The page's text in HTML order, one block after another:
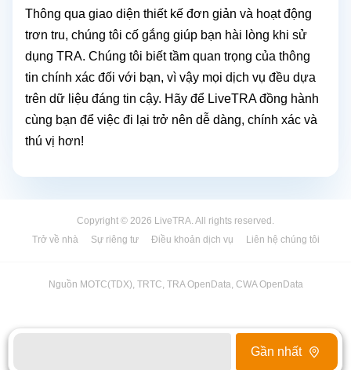
Thông qua giao diện thiết kế đơn giản và hoạt động
trơn tru, chúng tôi cố gắng giúp bạn hài lòng khi sử
dụng TRA. Chúng tôi biết tầm quan trọng của thông
tin chính xác đối với bạn, vì vậy mọi dịch vụ đều dựa
trên dữ liệu đáng tin cậy. Hãy để LiveTRA đồng hành
cùng bạn để việc đi lại trở nên dễ dàng, chính xác và
thú vị hơn!
Copyright © 2026 LiveTRA. All rights reserved.
Trở về nhà
Sự riêng tư Điều khoản dịch vụ Liên hệ chúng tôi
Nguồn MOTC(TDX), TRTC, TRA OpenData, CWA OpenData
Gần nhất